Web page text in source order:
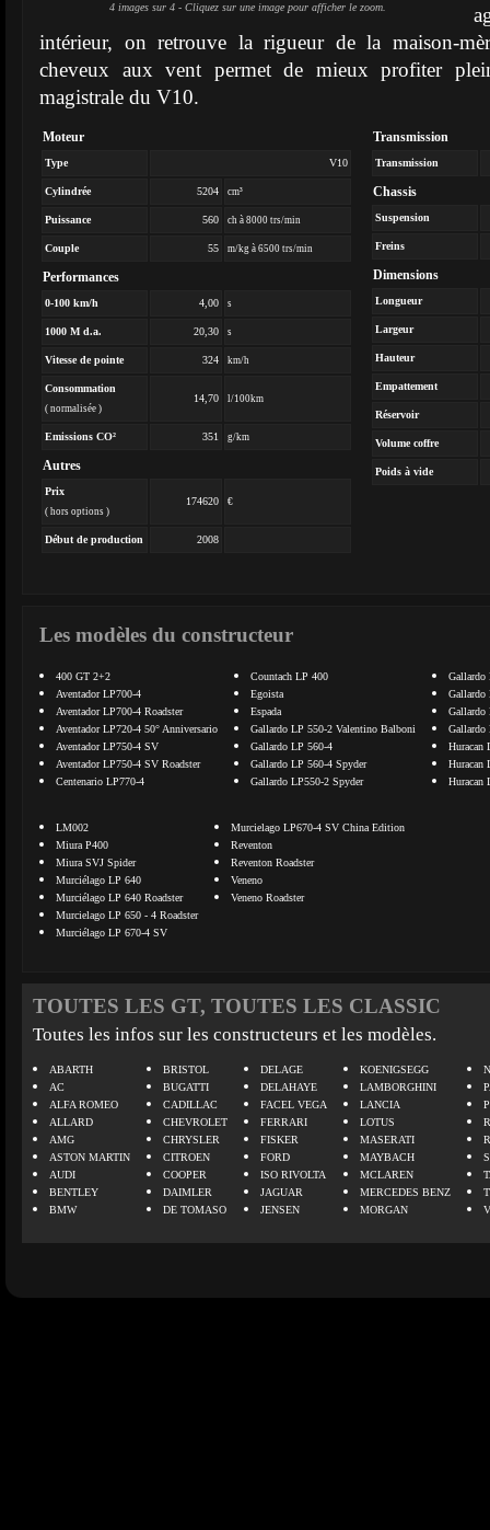
4 images sur 4 - Cliquez sur une image pour afficher le zoom.
intérieur, on retrouve la rigueur de la maison-
cheveux aux vent permet de mieux profiter
magistrale du V10.
Moteur
Type V10
Cylindrée 5204 cm³
Puissance 560 ch à 8000 trs/min
Couple 55 m/kg à 6500 trs/min
Performances
0-100 km/h 4,00 s
1000 M d.a. 20,30 s
Vitesse de pointe 324 km/h
Consommation
( normalisée )
14,70 l/100km
Emissions CO² 351 g/km
Autres
Prix
( hors options )
174620 €
Début de production 2008
Transmission
Transmission
Chassis
Suspension
Freins
Dimensions
Longueur
Largeur
Hauteur
Empattement
Réservoir
Volume coffre
Poids à vide
Les modèles du constructeur
400 GT 2+2
Aventador LP700-4
Aventador LP700-4 Roadster
Aventador LP720-4 50° Anniversario
Aventador LP750-4 SV
Aventador LP750-4 SV Roadster
Centenario LP770-4
Countach LP 400
Egoista
Espada
Gallardo LP 550-2 Valentino Balboni
Gallardo LP 560-4
Gallardo LP 560-4 Spyder
Gallardo LP550-2 Spyder
Gallardo
Gallardo
Gallardo
Gallardo
Huracan
Huracan
Huracan
LM002
Miura P400
Miura SVJ Spider
Murciélago LP 640
Murciélago LP 640 Roadster
Murcielago LP 650 - 4 Roadster
Murciélago LP 670-4 SV
Murcielago LP670-4 SV China Edition
Reventon
Reventon Roadster
Veneno
Veneno Roadster
TOUTES LES GT, TOUTES LES CLASSIC
Toutes les infos sur les constructeurs et les modèles.
ABARTH
AC
ALFA ROMEO
ALLARD
AMG
ASTON MARTIN
AUDI
BENTLEY
BMW
BRISTOL
BUGATTI
CADILLAC
CHEVROLET
CHRYSLER
CITROEN
COOPER
DAIMLER
DE TOMASO
DELAGE
DELAHAYE
FACEL VEGA
FERRARI
FISKER
FORD
ISO RIVOLTA
JAGUAR
JENSEN
KOENIGSEGG
LAMBORGHINI
LANCIA
LOTUS
MASERATI
MAYBACH
MCLAREN
MERCEDES BENZ
MORGAN